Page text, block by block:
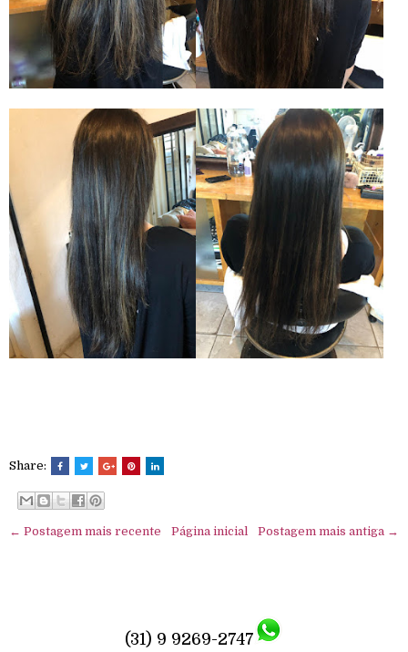
Share:
← Postagem mais recente Postagem mais antiga →
Página inicial
(31) 9 9269-2747